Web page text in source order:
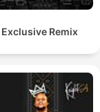
Exclusive Remix